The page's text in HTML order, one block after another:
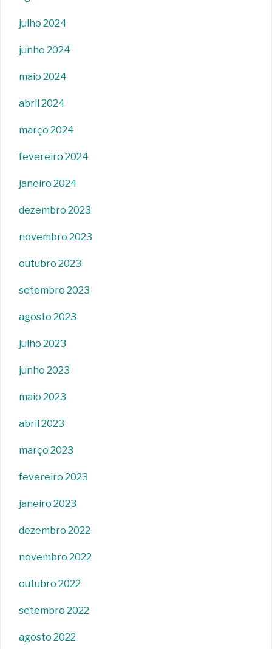
julho 2024
junho 2024
maio 2024
abril 2024
março 2024
fevereiro 2024
janeiro 2024
dezembro 2023
novembro 2023
outubro 2023
setembro 2023
agosto 2023
julho 2023
junho 2023
maio 2023
abril 2023
março 2023
fevereiro 2023
janeiro 2023
dezembro 2022
novembro 2022
outubro 2022
setembro 2022
agosto 2022